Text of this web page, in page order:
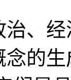
、
的